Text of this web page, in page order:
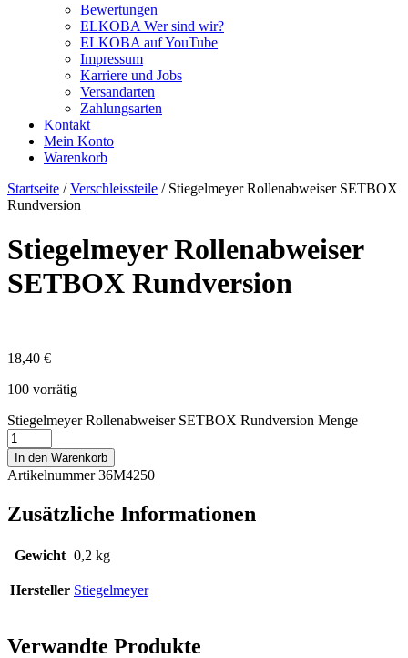
Bewertungen
ELKOBA Wer sind wir?
ELKOBA auf YouTube
Impressum
Karriere und Jobs
Versandarten
Zahlungsarten
Kontakt
Mein Konto
Warenkorb
Startseite /Verschleissteile / Stiegelmeyer Rollenabweiser SETBOX
Rundversion
Stiegelmeyer Rollenabweiser
SETBOX Rundversion
18,40 €
100 vorrätig
Stiegelmeyer Rollenabweiser SETBOX Rundversion Menge
In den Warenkorb
Artikelnummer 36M4250
Zusätzliche Informationen
Gewicht 0,2 kg
Hersteller Stiegelmeyer
Verwandte Produkte